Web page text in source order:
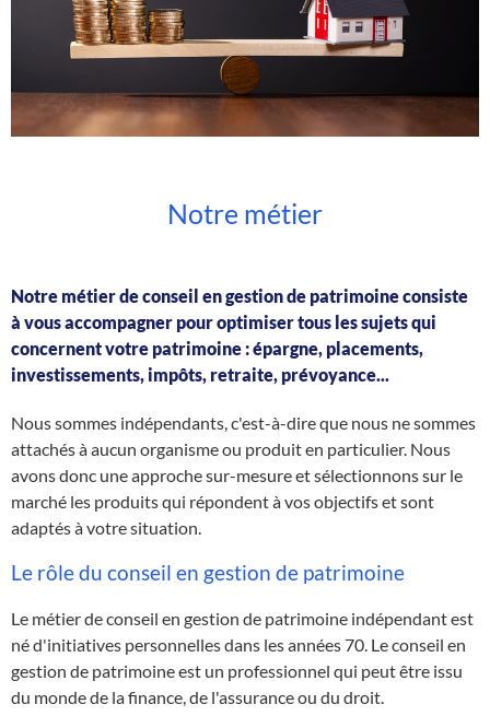
Notre métier
Notre métier de conseil en gestion de patrimoine consiste
à vous accompagner pour optimiser tous les sujets qui
concernent votre patrimoine : épargne, placements,
investissements, impôts, retraite, prévoyance...
Nous sommes indépendants, c'est-à-dire que nous ne sommes
attachés à aucun organisme ou produit en particulier. Nous
avons donc une approche sur-mesure et sélectionnons sur le
marché les produits qui répondent à vos objectifs et sont
adaptés à votre situation.
Le rôle du conseil en gestion de patrimoine
Le métier de conseil en gestion de patrimoine indépendant est
né d'initiatives personnelles dans les années 70. Le conseil en
gestion de patrimoine est un professionnel qui peut être issu
du monde de la finance, de l'assurance ou du droit.